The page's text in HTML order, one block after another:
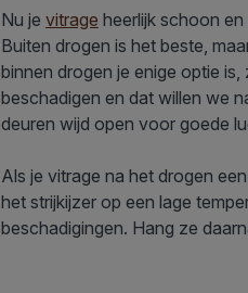
Nu je vitrage heerlijk schoon
Buiten drogen is het beste,
binnen drogen je enige optie
beschadigen en dat willen we
deuren wijd open voor goede
Als je vitrage na het drogen
het strijkijzer op een lage
beschadigingen. Hang ze